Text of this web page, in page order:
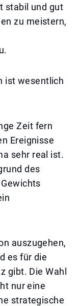
stabil und gut
zu meistern,
ist wesentlich
Zeit fern
Ereignisse
sehr real ist.
des
auszugehen,
es für die
gibt. Die Wahl
nur eine
strategische